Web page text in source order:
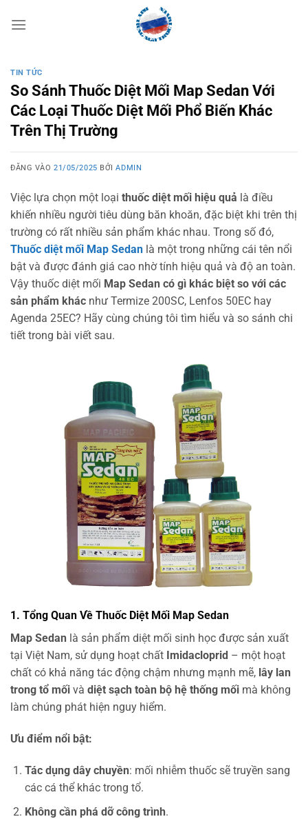
qua
TIN TỨC
So Sánh Thuốc Diệt Mối Map Sedan Với
Các Loại Thuốc Diệt Mối Phổ Biến Khác
Trên Thị Trường
ĐĂNG VÀO21/05/2025 BỞIADMIN
Việc lựa chọn một loại thuốc diệt mối hiệu quả là điều
khiến nhiều người tiêu dùng băn khoăn, đặc biệt khi trên thị
trường có rất nhiều sản phẩm khác nhau. Trong số đó,
Thuốc diệt mối Map Sedan là một trong những cái tên nổi
bật và được đánh giá cao nhờ tính hiệu quả và độ an toàn.
Vậy thuốc diệt mối Map Sedan có gì khác biệt so với các
sản phẩm khác như Termize 200SC, Lenfos 50EC hay
Agenda 25EC? Hãy cùng chúng tôi tìm hiểu và so sánh chi
tiết trong bài viết sau.
1. Tổng Quan Về Thuốc Diệt Mối Map Sedan
Map Sedan là sản phẩm diệt mối sinh học được sản xuất
tại Việt Nam, sử dụng hoạt chất Imidacloprid – một hoạt
chất có khả năng tác động chậm nhưng mạnh mẽ, lây lan
trong tổ mối và diệt sạch toàn bộ hệ thống mối mà không
làm chúng phát hiện nguy hiểm.
Ưu điểm nổi bật:
Tác dụng dây chuyền: mối nhiễm thuốc sẽ truyền sang
các cá thể khác trong tổ.
Không cần phá dỡ công trình.